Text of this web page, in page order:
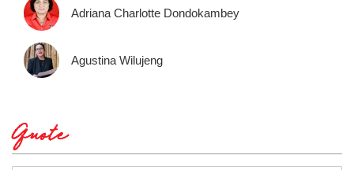
Adriana Charlotte Dondokambey
Agustina Wilujeng
Quote